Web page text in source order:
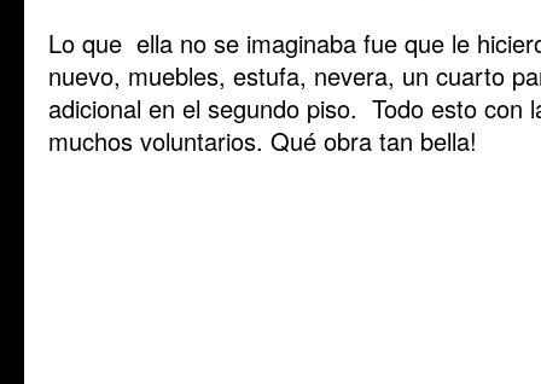
Lo que ella no se imaginaba fue que le
nuevo, muebles, estufa, nevera, un cuarto
adicional en el segundo piso. Todo esto con
muchos voluntarios. Qué obra tan bella!